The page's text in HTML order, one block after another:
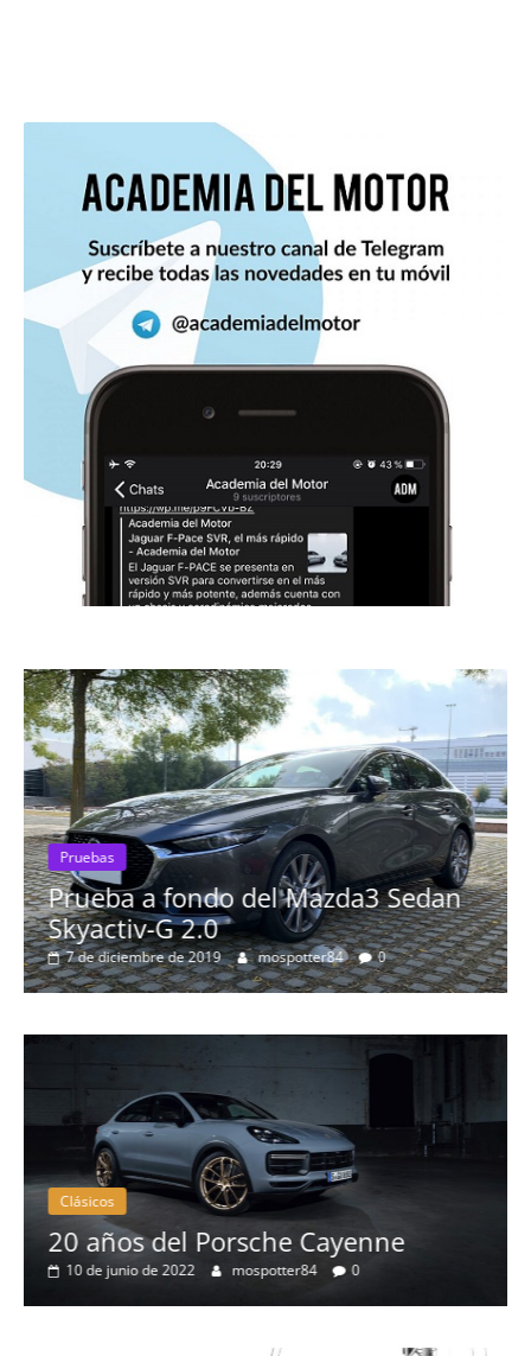
del Mazda3 Sedan
2.0
2019 mospotter84 0
Pruebas
Probamos el
más
8 de septiembre de
del Porsche Cayenne
de 2022 mospotter84 0